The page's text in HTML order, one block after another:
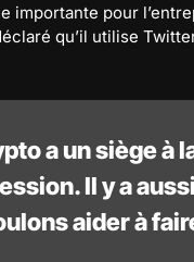
importante pour
qu’il utilise
a un siège à
Il y a
aider à